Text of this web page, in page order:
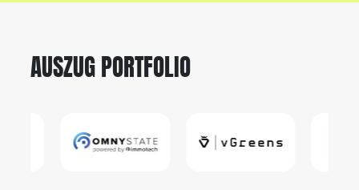
AUSZUG PORTFOLIO